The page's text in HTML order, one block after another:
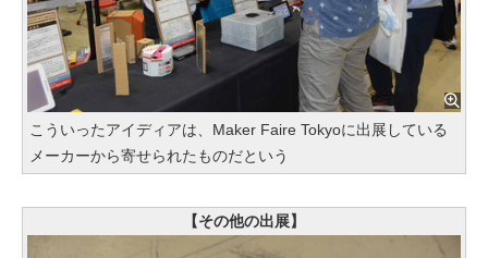
こういったアイディアは、Maker Faire Tokyoに出展している
メーカーから寄せられたものだという
【その他の出展】